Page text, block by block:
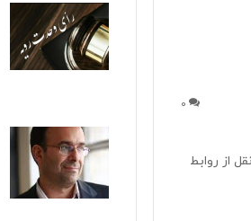
0
به نقل از روابط